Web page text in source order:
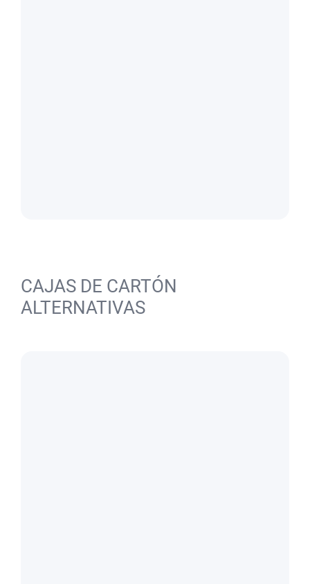
CAJAS DE CARTÓN
ALTERNATIVAS